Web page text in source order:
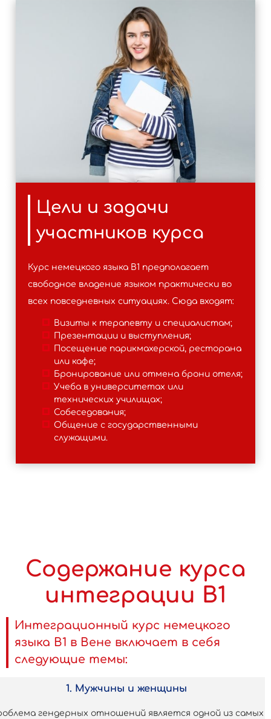
Цели и задачи
участников курса
Курс немецкого языка B1 предполагает
свободное владение языком практически во
всех повседневных ситуациях. Сюда входят:
Визиты к терапевту и специалистам;
Презентации и выступления;
Посещение парикмахерской, ресторана
или кафе;
Бронирование или отмена брони отеля;
Учеба в университетах или
технических училищах;
Собеседования;
Общение с государственными
служащими.
Содержание курса
интеграции B1
Интеграционный курс немецкого
языка B1 в Вене включает в себя
следующие темы:
1. Мужчины и женщины
гендерных отношений является одной из самых